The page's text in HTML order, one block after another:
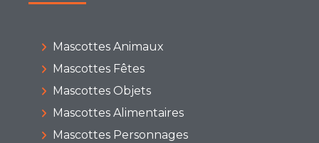
Mascottes Animaux
Mascottes Fêtes
Mascottes Objets
Mascottes Alimentaires
Mascottes Personnages